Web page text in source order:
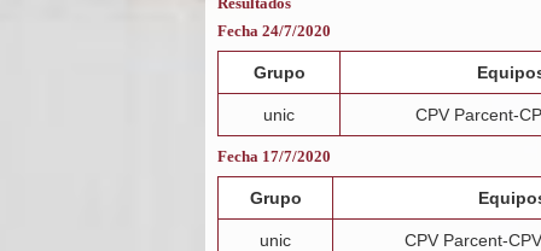
Fecha 24/7/2020
Grupo
unic CPV Parcent-
Fecha 17/7/2020
Grupo
unic CPV Parcent-